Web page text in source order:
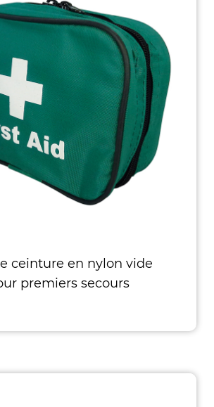
ceinture en nylon vide
premiers secours